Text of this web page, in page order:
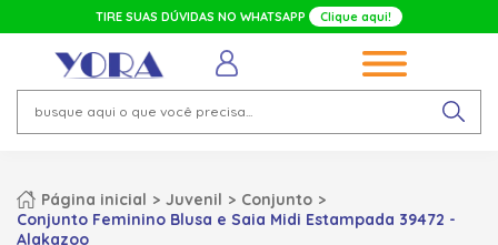
TIRE SUAS DÚVIDAS NO WHATSAPP Clique aqui!
Página inicial Juvenil
Conjunto
Conjunto Feminino Blusa e Saia Midi Estampada 39472 -
Alakazoo